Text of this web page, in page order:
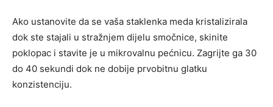
Ako ustanovite da se vaša staklenka meda kristalizirala
dok ste stajali u stražnjem dijelu smočnice, skinite
poklopac i stavite je u mikrovalnu pećnicu. Zagrijte ga 30
do 40 sekundi dok ne dobije prvobitnu glatku
konzistenciju.